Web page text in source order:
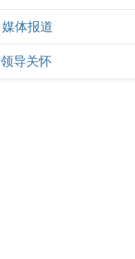
媒体报道
领导关怀